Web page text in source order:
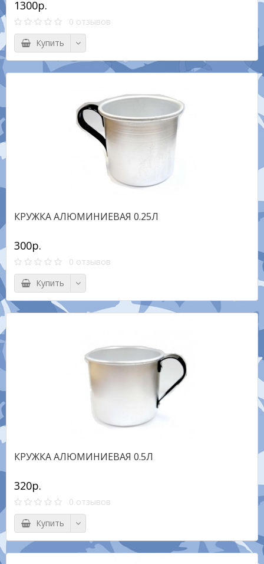
1300р.
0 отзывов
Купить
КРУЖКА АЛЮМИНИЕВАЯ 0.25Л
300р.
0 отзывов
Купить
КРУЖКА АЛЮМИНИЕВАЯ 0.5Л
320р.
0 отзывов
Купить